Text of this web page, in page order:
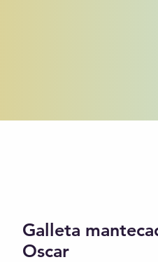
Galleta
Oscar